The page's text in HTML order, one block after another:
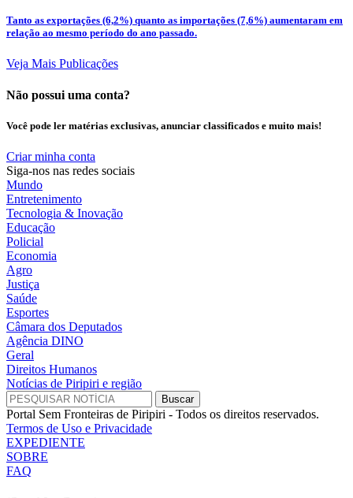
Tanto as exportações (6,2%) quanto as importações (7,6%) aumentaram em
relação ao mesmo período do ano passado.
Veja Mais Publicações
Não possui uma conta?
Você pode ler matérias exclusivas, anunciar classificados e muito mais!
Criar minha conta
Siga-nos nas redes sociais
Mundo
Entretenimento
Tecnologia & Inovação
Educação
Policial
Economia
Agro
Justiça
Saúde
Esportes
Câmara dos Deputados
Agência DINO
Geral
Direitos Humanos
Notícias de Piripiri e região
Portal Sem Fronteiras de Piripiri - Todos os direitos reservados.
Termos de Uso e Privacidade
EXPEDIENTE
SOBRE
FAQ